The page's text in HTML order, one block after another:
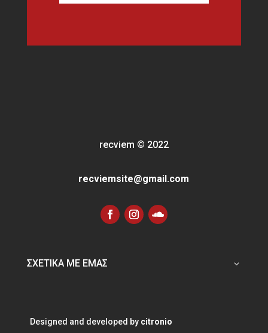
recviem © 2022
recviemsite@gmail.com
ΣΧΕΤΙΚΑ ΜΕ ΕΜΑΣ
Designed and developed by citronio